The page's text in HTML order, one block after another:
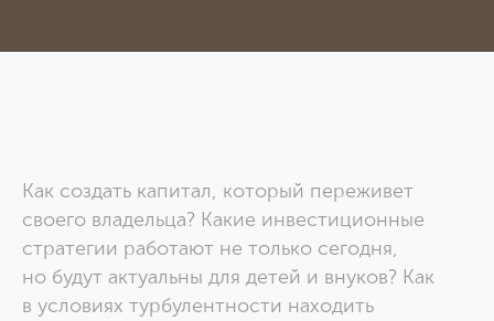
Как создать капитал, который переживет
своего владельца? Какие инвестиционные
стратегии работают не только сегодня,
но будут актуальны для детей и внуков? Как
в условиях турбулентности находить